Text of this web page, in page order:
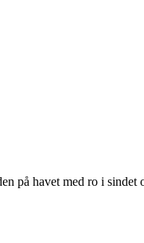
på havet med ro i sindet